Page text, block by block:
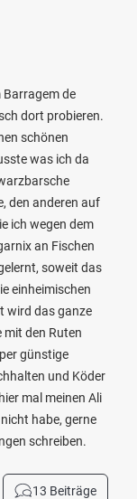
Barragem de
dort probieren.
schönen
was ich da
den anderen auf
ich wegen dem
an Fischen
soweit das
einheimischen
wird das ganze
mit den Ruten
günstige
und Köder
mal meinen Ali
habe, gerne
schreiben.
13 Beiträge